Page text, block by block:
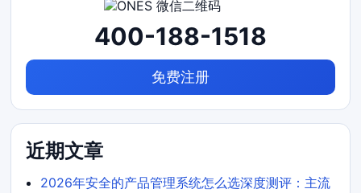
400-188-1518
免费注册
近期文章
2026年安全的产品管理系统怎么选深度测评：主流